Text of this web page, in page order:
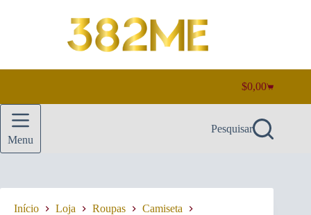
Carrinho
de
compras
$0,00
Menu
Pesquisar
Início Loja Roupas
Camiseta